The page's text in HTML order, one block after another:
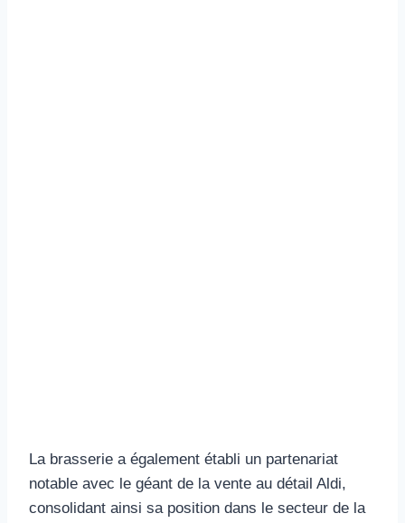
La brasserie a également établi un partenariat
notable avec le géant de la vente au détail Aldi,
consolidant ainsi sa position dans le secteur de la